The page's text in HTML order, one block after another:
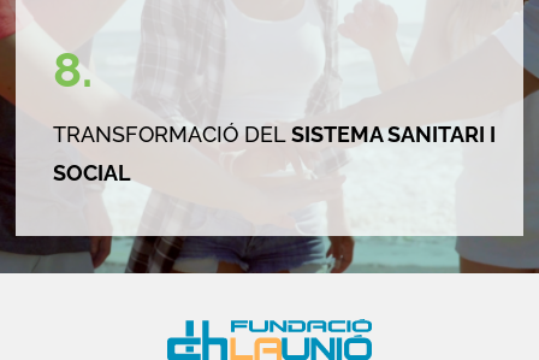
8.
TRANSFORMACIÓ DELSISTEMA SANITARI I
SOCIAL